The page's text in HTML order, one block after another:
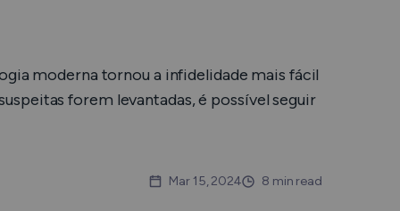
Italiano
moderna tornou a infidelidade mais fácil
forem levantadas, é possível seguir
Mar 15, 2024 8 min read